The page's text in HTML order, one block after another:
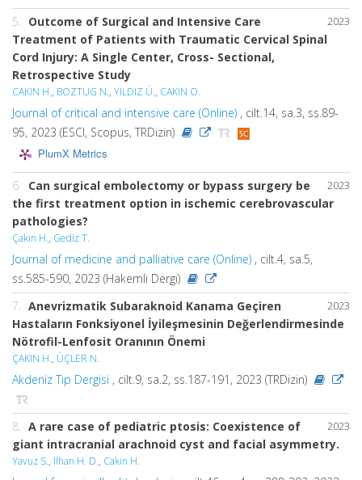
2023
5. Outcome of Surgical and Intensive Care
Treatment of Patients with Traumatic Cervical Spinal
Cord Injury: A Single Center, Cross- Sectional,
Retrospective Study
CAKIN H., BOZTUG N., YILDIZ Ü., CAKIN O.
Journal of critical and intensive care (Online) , cilt.14, sa.3, ss.89-
95, 2023 (ESCI, Scopus, TRDizin)
PlumX Metrics
2023
6. Can surgical embolectomy or bypass surgery be
the first treatment option in ischemic cerebrovascular
pathologies?
Çakın H., Gediz T.
Journal of medicine and palliative care (Online) , cilt.4, sa.5,
ss.585-590, 2023 (Hakemli Dergi)
2023
7. Anevrizmatik Subaraknoid Kanama Geçiren
Hastaların Fonksiyonel İyileşmesinin Değerlendirmesinde
Nötrofil-Lenfosit Oranının Önemi
ÇAKIN H., ÜÇLER N.
Akdeniz Tıp Dergisi , cilt.9, sa.2, ss.187-191, 2023 (TRDizin)
2023
8. A rare case of pediatric ptosis: Coexistence of
giant intracranial arachnoid cyst and facial asymmetry.
Yavuz S., Ilhan H. D., Cakin H.